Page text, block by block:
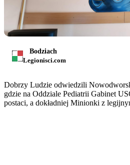
Bodziach
Legionisci.com
Dobrzy Ludzie odwiedzili
gdzie na Oddziale Pediatrii Gabinet
postaci, a dokładniej Minionki z